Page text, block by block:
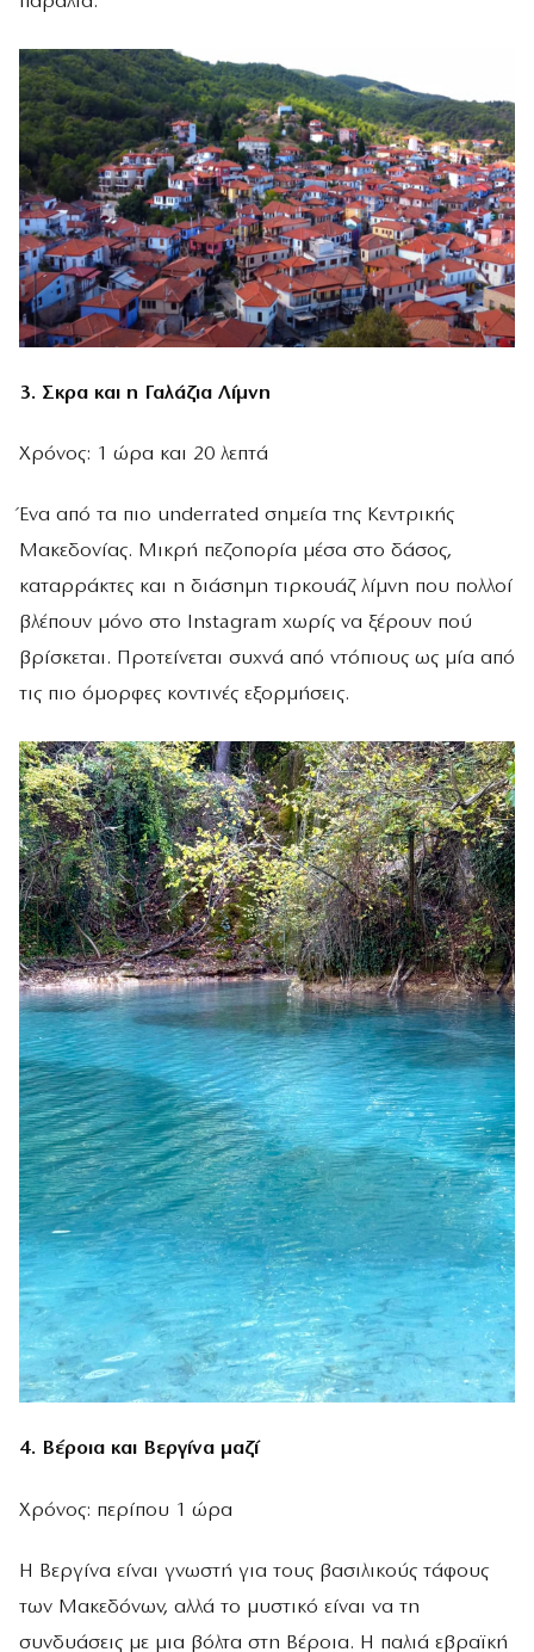
3. Σκρα και η Γαλάζια Λίμνη
Χρόνος: 1 ώρα και 20 λεπτά
Ένα από τα πιο underrated σημεία της Κεντρικής
Μακεδονίας. Μικρή πεζοπορία μέσα στο δάσος,
καταρράκτες και η διάσημη τιρκουάζ λίμνη που πολλοί
βλέπουν μόνο στο Instagram χωρίς να ξέρουν πού
βρίσκεται. Προτείνεται συχνά από ντόπιους ως μία από
τις πιο όμορφες κοντινές εξορμήσεις.
4. Βέροια και Βεργίνα μαζί
Χρόνος: περίπου 1 ώρα
Η Βεργίνα είναι γνωστή για τους βασιλικούς τάφους
των Μακεδόνων, αλλά το μυστικό είναι να τη
συνδυάσεις με μια βόλτα στη Βέροια. Η παλιά εβραϊκή